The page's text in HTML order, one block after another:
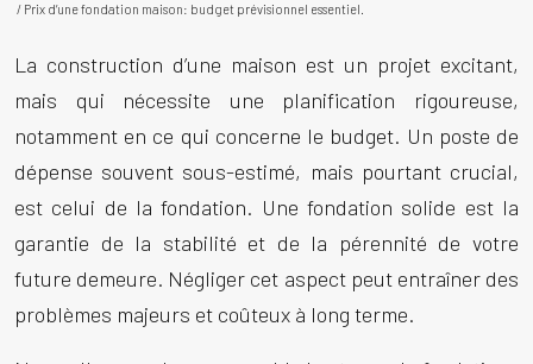
/ Prix d’une fondation maison: budget prévisionnel essentiel.
La construction d’une maison est un projet excitant,
mais qui nécessite une planification rigoureuse,
notamment en ce qui concerne le budget. Un poste de
dépense souvent sous-estimé, mais pourtant crucial,
est celui de la fondation. Une fondation solide est la
garantie de la stabilité et de la pérennité de votre
future demeure. Négliger cet aspect peut entraîner des
problèmes majeurs et coûteux à long terme.